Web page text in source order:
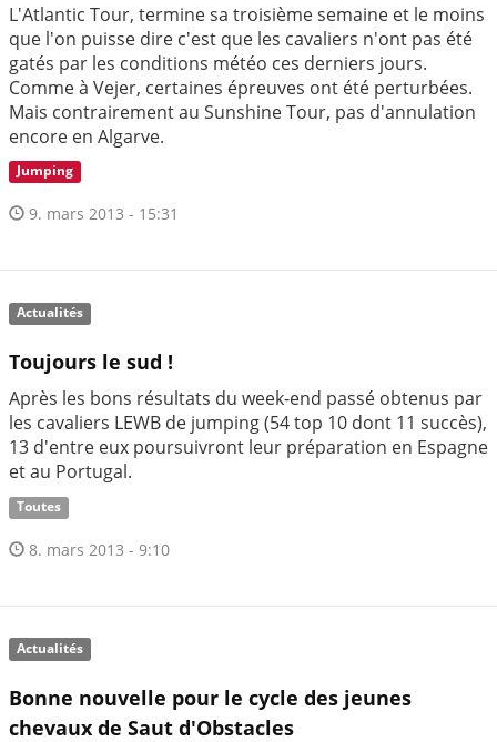
L'Atlantic Tour, termine sa troisième semaine et le moins
que l'on puisse dire c'est que les cavaliers n'ont pas été
gatés par les conditions météo ces derniers jours.
Comme à Vejer, certaines épreuves ont été perturbées.
Mais contrairement au Sunshine Tour, pas d'annulation
encore en Algarve.
Jumping
9. mars 2013 - 15:31
Actualités
Toujours le sud !
Après les bons résultats du week-end passé obtenus par
les cavaliers LEWB de jumping (54 top 10 dont 11 succès),
13 d'entre eux poursuivront leur préparation en Espagne
et au Portugal.
Toutes
8. mars 2013 - 9:10
Actualités
Bonne nouvelle pour le cycle des jeunes
chevaux de Saut d'Obstacles